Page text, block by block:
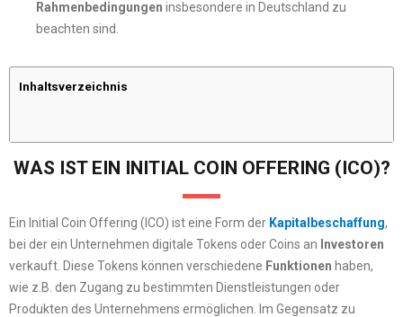
Rahmenbedingungen insbesondere in Deutschland zu
beachten sind.
Inhaltsverzeichnis
WAS IST EIN INITIAL COIN OFFERING (ICO)?
Ein Initial Coin Offering (ICO) ist eine Form der Kapitalbeschaffung,
bei der ein Unternehmen digitale Tokens oder Coins an Investoren
verkauft. Diese Tokens können verschiedene Funktionen haben,
wie z.B. den Zugang zu bestimmten Dienstleistungen oder
Produkten des Unternehmens ermöglichen. Im Gegensatz zu